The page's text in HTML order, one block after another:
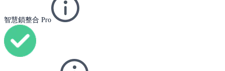
智慧鎖整合 Pro